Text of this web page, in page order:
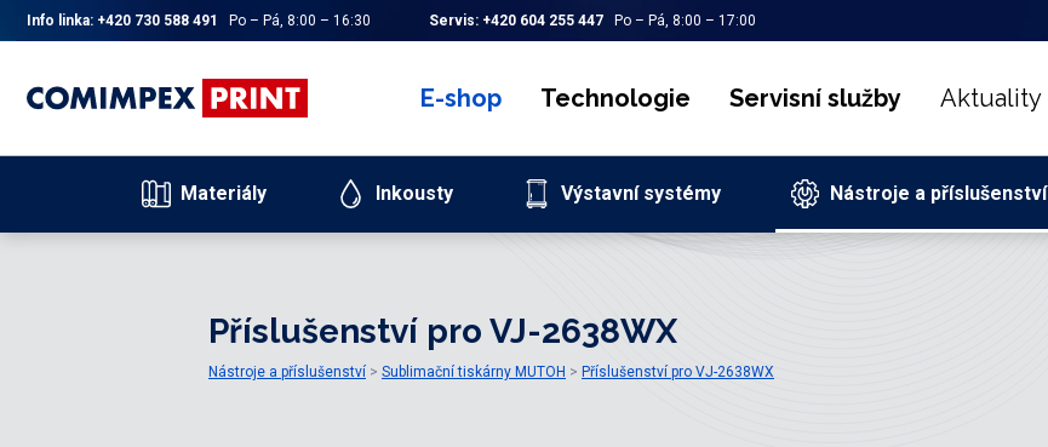
Info linka: +420 730 588 491 Po – Pá, 8:00 – 16:30 Servis: +420 604 255 447 Po – Pá, 8:00 – 17:00
E-shop Technologie Servisní služby Aktuality
Materiály Inkousty Výstavní systémy Nástroje a příslušenství
Příslušenství pro VJ-2638WX
Nástroje a příslušenství Sublimační tiskárny MUTOH Příslušenství pro VJ-2638WX